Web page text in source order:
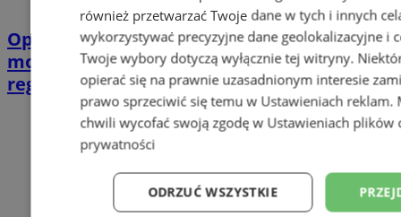
Opiekujesz się bliską osobą? Ta ankieta
może wpłynąć na przyszłe wsparcie w
regionie
również przetwarzać Twoje dane w tych i innych
wykorzystywać precyzyjne dane geolokalizacyjne i
Twoje wybory dotyczą wyłącznie tej witryny.
opierać się na prawnie uzasadnionym interesie
prawo sprzeciwić się temu w Ustawieniach reklam.
chwili wycofać swoją zgodę w Ustawieniach plików
prywatności
ODRZUĆ WSZYSTKIE